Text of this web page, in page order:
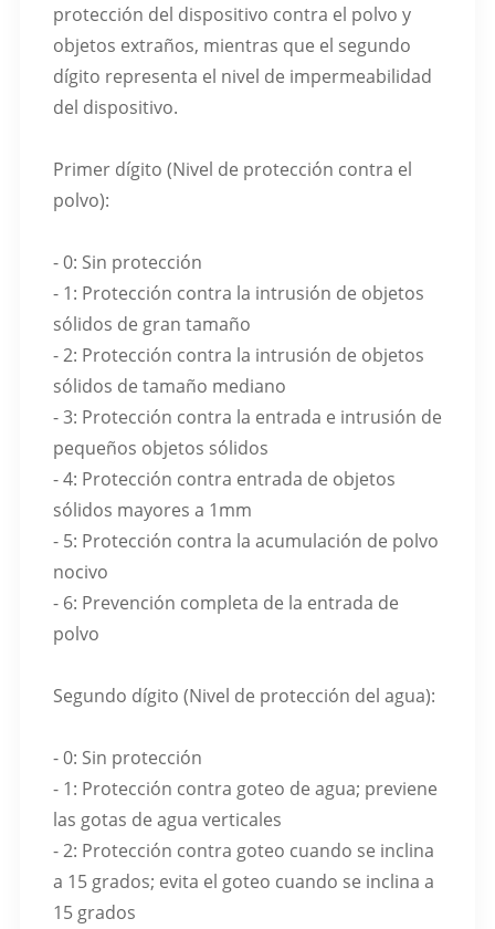
protección del dispositivo contra el polvo y
objetos extraños, mientras que el segundo
dígito representa el nivel de impermeabilidad
del dispositivo.
Primer dígito (Nivel de protección contra el
polvo):
- 0: Sin protección
- 1: Protección contra la intrusión de objetos
sólidos de gran tamaño
- 2: Protección contra la intrusión de objetos
sólidos de tamaño mediano
- 3: Protección contra la entrada e intrusión de
pequeños objetos sólidos
- 4: Protección contra entrada de objetos
sólidos mayores a 1mm
- 5: Protección contra la acumulación de polvo
nocivo
- 6: Prevención completa de la entrada de
polvo
Segundo dígito (Nivel de protección del agua):
- 0: Sin protección
- 1: Protección contra goteo de agua; previene
las gotas de agua verticales
- 2: Protección contra goteo cuando se inclina
a 15 grados; evita el goteo cuando se inclina a
15 grados